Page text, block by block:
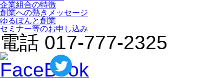
企業組合の特徴
創業への熱きメッセージ
ゆるぽんと創業
セミナー等のお申し込み
電話 017-777-2325